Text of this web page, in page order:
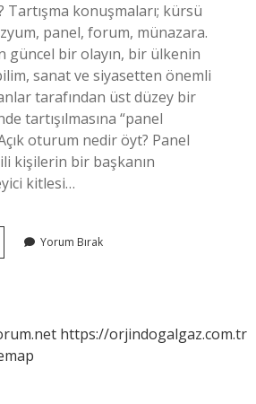
konuşmaları; kürsü
panel, forum, münazara.
güncel bir olayın, bir ülkenin
sanat ve siyasetten önemli
tarafından üst düzey bir
tartışılmasına “panel
oturum nedir öyt? Panel
kişilerin bir başkanın
kitlesi…
Yorum Bırak
https://orjindogalgaz.com.tr